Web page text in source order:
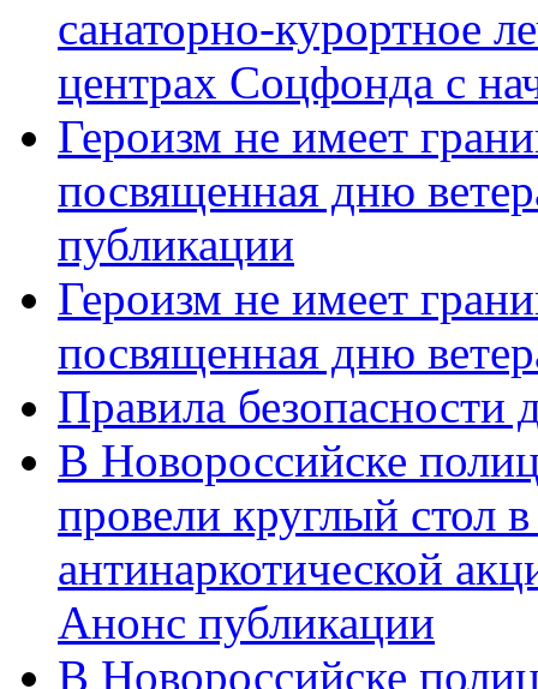
санаторно-курортное
центрах Соцфонда с
Героизм не имеет
посвященная дню
публикации
Героизм не имеет
посвященная дню
Правила безопасности
В Новороссийске
провели круглый стол
антинаркотической
Анонс публикации
В Новороссийске